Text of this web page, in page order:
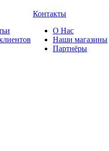
Контакты
О Нас
Наши магазины
Партнёры